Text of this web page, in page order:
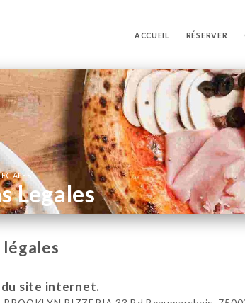
ACCUEIL RÉSERVER
Legales
site internet.